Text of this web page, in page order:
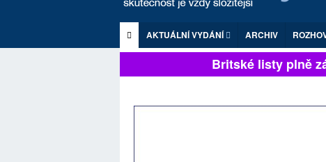
AKTUÁLNÍ VYDÁNÍ ARCHIV
Britské listy plně